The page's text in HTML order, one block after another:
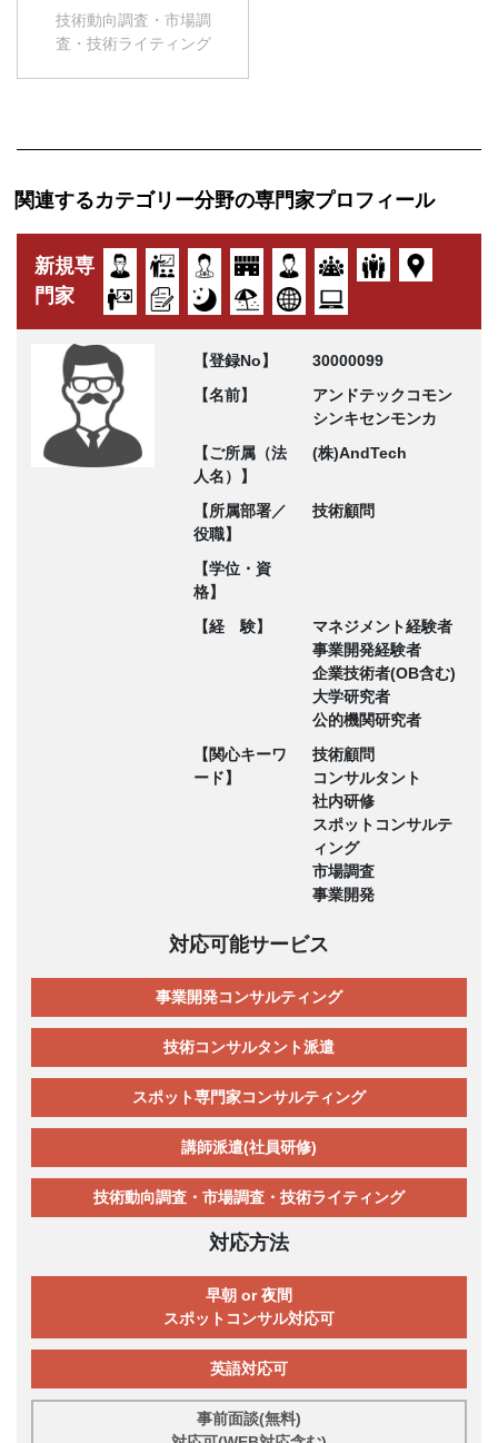
技術動向調査・市場調
査・技術ライティング
関連するカテゴリー分野の専門家プロフィール
新規専
門家
【登録No】
30000099
【名前】
アンドテックコモン
シンキセンモンカ
【ご所属（法
人名）】
(株)AndTech
【所属部署／
役職】
技術顧問
【学位・資
格】
【経 験】
マネジメント経験者
事業開発経験者
企業技術者(OB含む)
大学研究者
公的機関研究者
【関心キーワ
ード】
技術顧問
コンサルタント
社内研修
スポットコンサルテ
ィング
市場調査
事業開発
対応可能サービス
事業開発コンサルティング
技術コンサルタント派遣
スポット専門家コンサルティング
講師派遣(社員研修)
技術動向調査・市場調査・技術ライティング
対応方法
早朝 or 夜間
スポットコンサル対応可
英語対応可
事前面談(無料)